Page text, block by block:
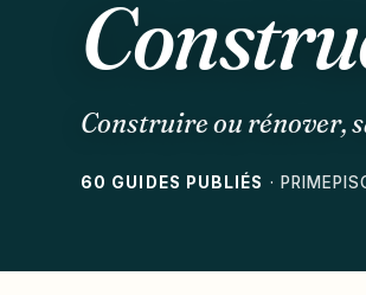
Construire ou rénover,
60 GUIDES PUBLIÉS ·